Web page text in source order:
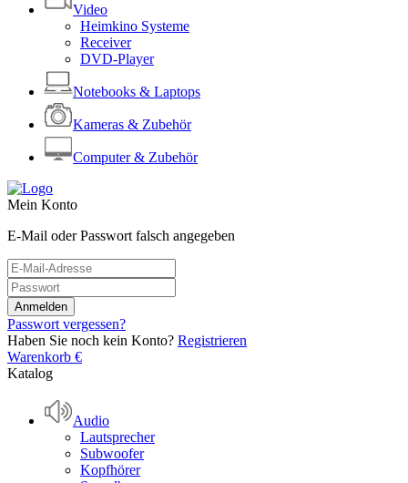
Video
Heimkino Systeme
Receiver
DVD-Player
Notebooks & Laptops
Kameras & Zubehör
Computer & Zubehör
Mein Konto
E-Mail oder Passwort falsch angegeben
Passwort vergessen?
Haben Sie noch kein Konto? Registrieren
Warenkorb €
Katalog
Audio
Lautsprecher
Subwoofer
Kopfhörer